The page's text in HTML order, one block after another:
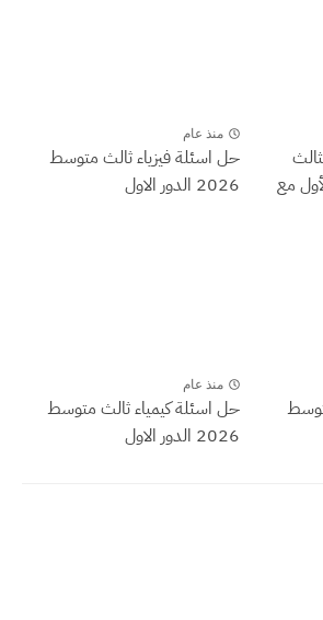
الأول مع
منذ عام
حل اسئلة فيزياء ثالث متوسط
2026 الدور الاول
منذ عام
حل اسئلة كيمياء ثالث متوسط
2026 الدور الاول